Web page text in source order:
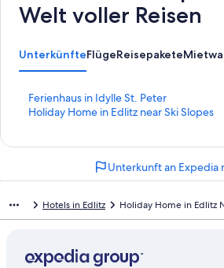
Welt voller Reisen
UnterkünfteFlügeReisepakete
Ferienhaus in Idylle St. Peter
L
i
e
d
i
f
Holiday Home in Edlitz near Ski Slopes
L
d
d
e
Unterkunft an Expedia
Hotels in Edlitz Holiday Home in Edlitz